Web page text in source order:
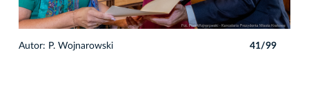
Autor: P. Wojnarowski 41/99